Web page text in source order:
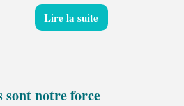
Lire la suite
sont notre force